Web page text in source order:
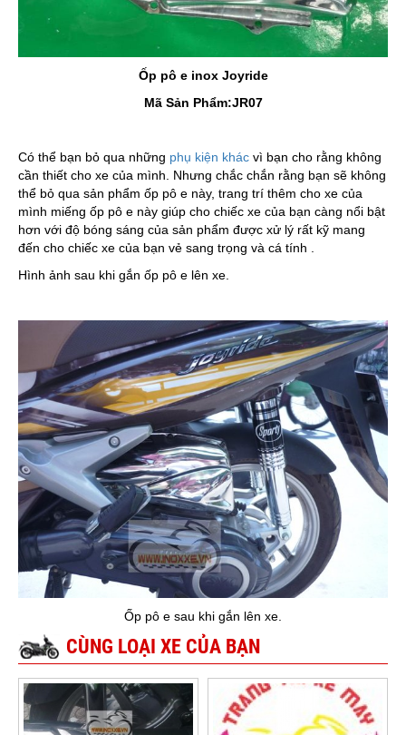
Ốp pô e inox Joyride
Mã Sản Phẩm:JR07
Có thể bạn bỏ qua những phụ kiện khác vì bạn cho rằng không
cần thiết cho xe của mình. Nhưng chắc chắn rằng bạn sẽ không
thể bỏ qua sản phẩm ốp pô e này, trang trí thêm cho xe của
mình miếng ốp pô e này giúp cho chiếc xe của bạn càng nổi bật
hơn với độ bóng sáng của sản phẩm được xử lý rất kỹ mang
đến cho chiếc xe của bạn vẻ sang trọng và cá tính .
Hình ảnh sau khi gắn ốp pô e lên xe.
Ốp pô e sau khi gắn lên xe.
CÙNG LOẠI XE CỦA BẠN